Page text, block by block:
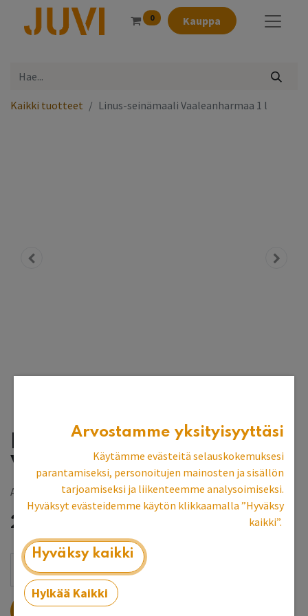
0 Kauppa
Kaikki tuotteet Linus-seinämaali Vaaleanharmaa 1 l
Linus-seinämaali
Vaaleanharmaa 1 l
Allbäck
26,29
LISÄÄ OSTOSKORIIN
Arvostamme yksityisyyttäsi
Käytämme evästeitä selauskokemuksesi
parantamiseksi, personoitujen mainosten ja sisällön
tarjoamiseksi ja liikenteemme analysoimiseksi.
Hyväksyt evästeidemme käytön klikkaamalla ”Hyväksy
kaikki”.
Hyväksy kaikki
Hylkää Kaikki